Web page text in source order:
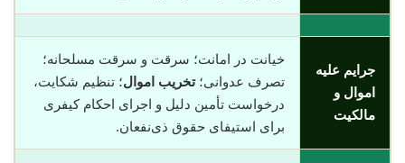
جرایم علیه
اموال و
مالکیت
خیانت در امانت؛ سرقت و سرقت مسلحانه؛
تصرف عدوانی؛تخریب اموال؛ تنظیم شکایت،
درخواست تأمین دلیل و اجرای احکام کیفری
برای استیفای حقوق ذی‌نفعان.